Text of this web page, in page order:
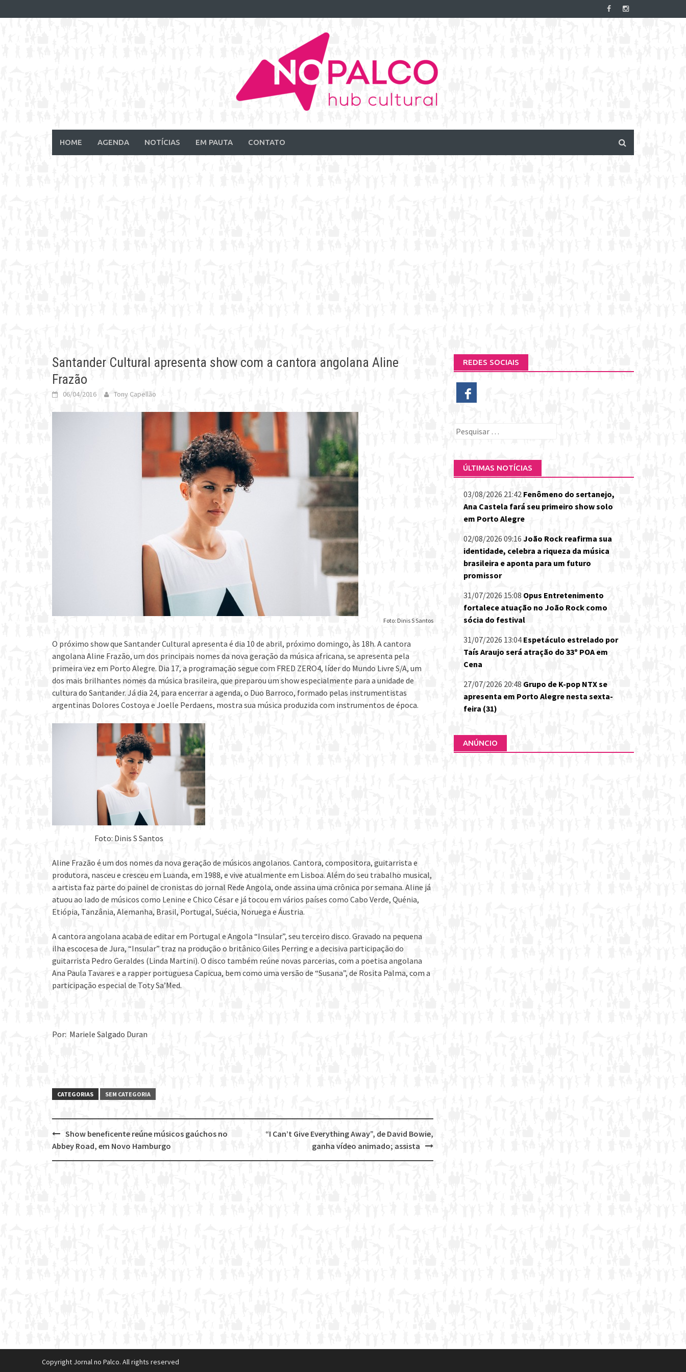
to
HOME AGENDA NOTÍCIAS EM PAUTA CONTATO
Santander Cultural apresenta show com a cantora angolana Aline
Frazão
06/04/2016 Tony Capellão
Foto: Dinis S Santos
O próximo show que Santander Cultural apresenta é dia 10 de abril, próximo domingo, às 18h. A cantora
angolana Aline Frazão, um dos principais nomes da nova geração da música africana, se apresenta pela
primeira vez em Porto Alegre. Dia 17, a programação segue com FRED ZERO4, líder do Mundo Livre S/A, um
dos mais brilhantes nomes da música brasileira, que preparou um show especialmente para a unidade de
cultura do Santander. Já dia 24, para encerrar a agenda, o Duo Barroco, formado pelas instrumentistas
argentinas Dolores Costoya e Joelle Perdaens, mostra sua música produzida com instrumentos de época.
Foto: Dinis S Santos
Aline Frazão é um dos nomes da nova geração de músicos angolanos. Cantora, compositora, guitarrista e
produtora, nasceu e cresceu em Luanda, em 1988, e vive atualmente em Lisboa. Além do seu trabalho musical,
a artista faz parte do painel de cronistas do jornal Rede Angola, onde assina uma crônica por semana. Aline já
atuou ao lado de músicos como Lenine e Chico César e já tocou em vários países como Cabo Verde, Quénia,
Etiópia, Tanzânia, Alemanha, Brasil, Portugal, Suécia, Noruega e Áustria.
A cantora angolana acaba de editar em Portugal e Angola “Insular”, seu terceiro disco. Gravado na pequena
ilha escocesa de Jura, “Insular” traz na produção o britânico Giles Perring e a decisiva participação do
guitarrista Pedro Geraldes (Linda Martini). O disco também reúne novas parcerias, com a poetisa angolana
Ana Paula Tavares e a rapper portuguesa Capicua, bem como uma versão de “Susana”, de Rosita Palma, com a
participação especial de Toty Sa’Med.
Por: Mariele Salgado Duran
CATEGORIAS SEM CATEGORIA
Post
navigation
“I Can’t Give Everything Away”, de David Bowie,
ganha vídeo animado; assista
Show beneficente reúne músicos gaúchos no
Abbey Road, em Novo Hamburgo
REDES SOCIAIS
Pesquisar
ÚLTIMAS NOTÍCIAS
03/08/2026 21:42 Fenômeno do sertanejo,
Ana Castela fará seu primeiro show solo
em Porto Alegre
02/08/2026 09:16 João Rock reafirma sua
identidade, celebra a riqueza da música
brasileira e aponta para um futuro
promissor
31/07/2026 15:08 Opus Entretenimento
fortalece atuação no João Rock como
sócia do festival
31/07/2026 13:04 Espetáculo estrelado por
Taís Araujo será atração do 33º POA em
Cena
27/07/2026 20:48 Grupo de K-pop NTX se
apresenta em Porto Alegre nesta sexta-
feira (31)
ANÚNCIO
Copyright Jornal no Palco. All rights reserved